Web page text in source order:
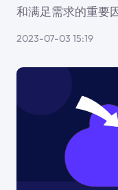
和满足需求的重要
2023-07-03 15:19